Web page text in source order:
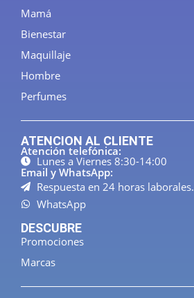
Mamá
Bienestar
Maquillaje
Hombre
Perfumes
ATENCION AL CLIENTE
Atención telefónica:
Lunes a Viernes 8:30-14:00
Email y WhatsApp:
Respuesta en 24 horas laborales.
WhatsApp
DESCUBRE
Promociones
Marcas